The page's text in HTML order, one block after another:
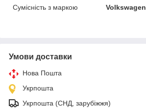
Сумісність з маркою
Volkswagen
Умови доставки
Нова Пошта
Укрпошта
Укрпошта (СНД, зарубіжжя)